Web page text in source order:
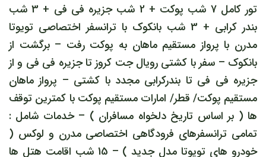
تور کامل 7 شب پوکت + 2 شب جزیره فی فی + 3 شب
بندر کرابی + 3 شب بانکوک با ترانسفر اختصاصی تویوتا
مدرن با پرواز مستقیم ماهان به پوکت رفت – برگشت از
بانکوک – سفر با کشتی رویال جت کروز تا جزیره فی فی و از
جزیره فی فی تا بندرکرابی مجدد با کشتی – پرواز ماهان
مستقیم پوکت/ قطر/ امارات مستقیم پوکت با کمترین توقف
ها ( بر اساس تاریخ دلخواه مسافران ) – خدمات شامل :
تمامی ترانسفرهای فرودگاهی اختصاصی مدرن و لوکس (
خودرو های تویوتا مدل جدید ) – 15 شب اقامت هتل ها